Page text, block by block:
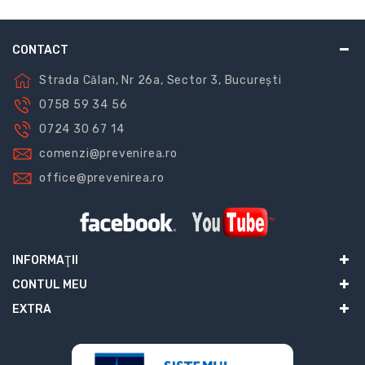
realiza tot felul de semne autoluminiscente de
fotoluminiscente de zonă în gama sa. Acestea indică
zone periculoase și sunt chiar vizibile în întuneric.
Astfel, puteți fi sigur că toată lumea poate părăsi
clădirea la timp în caz de urgență.
Detalii produs
Indicatoare de evacuare PREVENIREA: includ în
indicatoare de ieșire de urgență, indicatoare de
evacuare la nivel scăzut, indicatoare de evacuare,
luminoase din oțel inoxidabil, uși de ieșire de urgență
și așa mai departe. Acest tip de semn poate fi setat
separat sau într-un mod continuu mixt, din zona în
evacuații de urgență și îndrumându-i să evacueze din
CONTACT
Strada Călan, Nr 26a, Sector 3, București
0758 59 34 56
0724 30 67 14
comenzi@prevenirea.ro
office@prevenirea.ro
INFORMAŢII
CONTUL MEU
EXTRA